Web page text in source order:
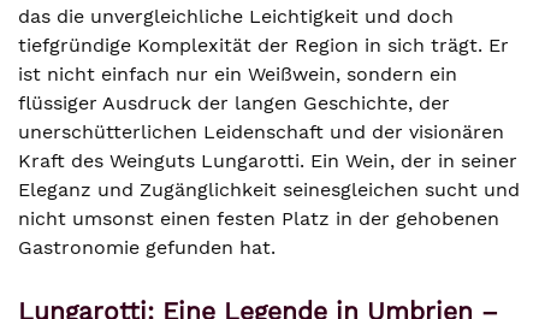
das die unvergleichliche Leichtigkeit und doch
tiefgründige Komplexität der Region in sich trägt. Er
ist nicht einfach nur ein Weißwein, sondern ein
flüssiger Ausdruck der langen Geschichte, der
unerschütterlichen Leidenschaft und der visionären
Kraft des Weinguts Lungarotti. Ein Wein, der in seiner
Eleganz und Zugänglichkeit seinesgleichen sucht und
nicht umsonst einen festen Platz in der gehobenen
Gastronomie gefunden hat.
Lungarotti: Eine Legende in Umbrien –